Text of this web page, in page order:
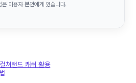
이용자 본인에게 있습니다.
쳐랜드 캐쉬 활용